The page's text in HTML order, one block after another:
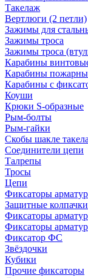
Такелаж
Вертлюги (2 петли)
Зажимы для
Зажимы троса
Зажимы троса
Карабины
Карабины
Карабины с
Коуши
Крюки S-образные
Рым-болты
Рым-гайки
Скобы шакле
Соединители цепи
Талрепы
Тросы
Цепи
Фиксаторы
Защитные
Фиксаторы
Фиксаторы
Фиксатор ФС
Звёздочки
Кубики
Прочие фиксаторы